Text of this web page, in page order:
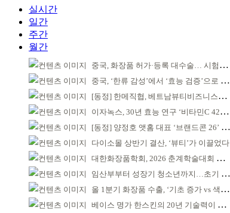
실시간
일간
주간
월간
중국, 화장품 허가·등록 대수술… 시험자료 공용 허용
중국, ‘한류 감성’에서 ‘효능 검증’으로 중심 이동
[동정] 한메직협, 베트남뷰티비즈니스협회와 MOU
이자녹스, 30년 효능 연구 ‘비타민C 42% 멜라오프 밤’
[동정] 양정호 앳홈 대표 ‘브랜드콘 26’ 강연
다이소몰 상반기 결산, ‘뷰티’가 이끌었다
대한화장품학회, 2026 춘계학술대회 일정 확정
임산부부터 성장기 청소년까지…초기 튼살 케어
올 1분기 화장품 수출, ‘기초 증가 vs 색조 감소’
베이스 명가 한스킨의 20년 기술력이 집약된 쿠션